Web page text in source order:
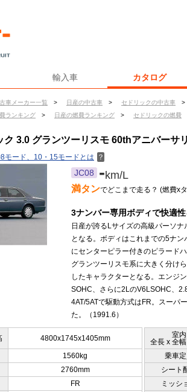
輸入車 カタログ
車メーカー一覧 > 日産の中古車 > セドリックの中古車 >
ランキング > 日産の燃費ランキング > セドリックの燃費
ク 3.0 グランツーリスモ 60thアニバーサ
モード、10・15モードとは ？
JC08 -km/L
満タンでどこまで走る？ (燃費x
3ナンバー専用ボディで快適
日産が誇るLサイズの高級パーソ
となる。ボディはこれまでの5ナ
にセンターピラー付きのピラード
グランツーリスモ系に大きく分け
したキャラクターとなる。エンジ
SOHC、さらに2LのV6LSOHC、
4AT/5ATで駆動方式はFR。スーパ
た。（1991.6）
4800x1745x1405mm
室内
全長 x 全
1560kg 乗車
2760mm シート
FR ミッシ